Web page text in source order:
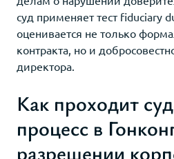
суд применяет тест fiduciary
оценивается не только
контракта, но и
директора.
Как проходит
процесс в
разрешении